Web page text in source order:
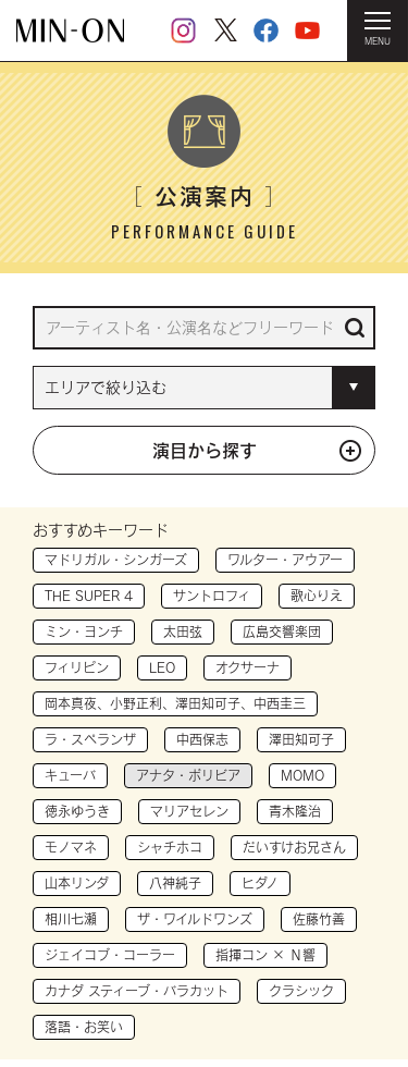
MENU
HOME ＞ 公演案内
［公演案内］
PERFORMANCE GUIDE
演目から探す
おすすめキーワード
マドリガル・シンガーズ ワルター・アウアー
THE SUPER 4 サントロフィ 歌心りえ
ミン・ヨンチ 太田弦 広島交響楽団
フィリピン LEO オクサーナ
岡本真夜、小野正利、澤田知可子、中西圭三
ラ・スペランザ 中西保志 澤田知可子
キューバ アナタ・ボリビア MOMO
徳永ゆうき マリアセレン 青木隆治
モノマネ シャチホコ だいすけお兄さん
山本リンダ 八神純子 ヒダノ
相川七瀬 ザ・ワイルドワンズ 佐藤竹善
ジェイコブ・コーラー 指揮コン × Ｎ響
カナダ スティーブ・バラカット クラシック
落語・お笑い